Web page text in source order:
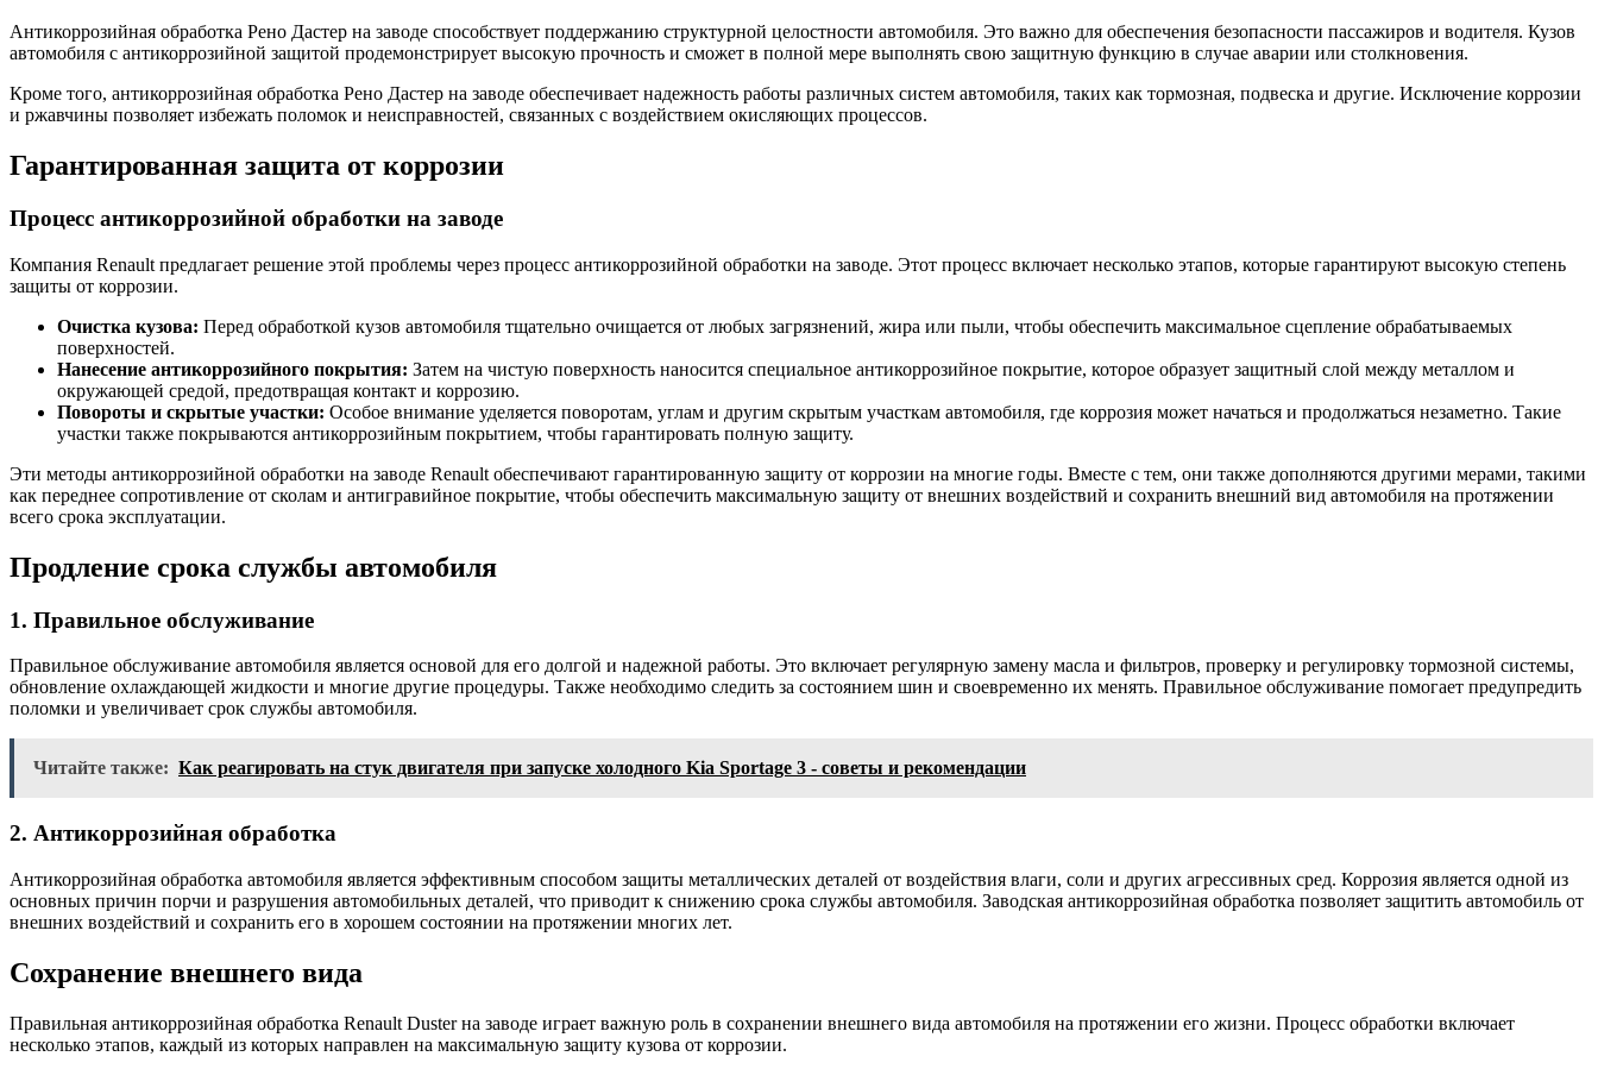
Антикоррозийная обработка Рено Дастер на заводе способствует поддержанию структурной целостности автомобиля. Это важно для обеспечения безопасности пассажиров и водителя. Кузов
автомобиля с антикоррозийной защитой продемонстрирует высокую прочность и сможет в полной мере выполнять свою защитную функцию в случае аварии или столкновения.
Кроме того, антикоррозийная обработка Рено Дастер на заводе обеспечивает надежность работы различных систем автомобиля, таких как тормозная, подвеска и другие. Исключение коррозии
и ржавчины позволяет избежать поломок и неисправностей, связанных с воздействием окисляющих процессов.
Гарантированная защита от коррозии
Процесс антикоррозийной обработки на заводе
Компания Renault предлагает решение этой проблемы через процесс антикоррозийной обработки на заводе. Этот процесс включает несколько этапов, которые гарантируют высокую степень
защиты от коррозии.
Очистка кузова: Перед обработкой кузов автомобиля тщательно очищается от любых загрязнений, жира или пыли, чтобы обеспечить максимальное сцепление обрабатываемых
поверхностей.
Нанесение антикоррозийного покрытия: Затем на чистую поверхность наносится специальное антикоррозийное покрытие, которое образует защитный слой между металлом и
окружающей средой, предотвращая контакт и коррозию.
Повороты и скрытые участки: Особое внимание уделяется поворотам, углам и другим скрытым участкам автомобиля, где коррозия может начаться и продолжаться незаметно. Такие
участки также покрываются антикоррозийным покрытием, чтобы гарантировать полную защиту.
Эти методы антикоррозийной обработки на заводе Renault обеспечивают гарантированную защиту от коррозии на многие годы. Вместе с тем, они также дополняются другими мерами, такими
как переднее сопротивление от сколам и антигравийное покрытие, чтобы обеспечить максимальную защиту от внешних воздействий и сохранить внешний вид автомобиля на протяжении
всего срока эксплуатации.
Продление срока службы автомобиля
1. Правильное обслуживание
Правильное обслуживание автомобиля является основой для его долгой и надежной работы. Это включает регулярную замену масла и фильтров, проверку и регулировку тормозной системы,
обновление охлаждающей жидкости и многие другие процедуры. Также необходимо следить за состоянием шин и своевременно их менять. Правильное обслуживание помогает предупредить
поломки и увеличивает срок службы автомобиля.
Читайте также: Как реагировать на стук двигателя при запуске холодного Kia Sportage 3 - советы и рекомендации
2. Антикоррозийная обработка
Антикоррозийная обработка автомобиля является эффективным способом защиты металлических деталей от воздействия влаги, соли и других агрессивных сред. Коррозия является одной из
основных причин порчи и разрушения автомобильных деталей, что приводит к снижению срока службы автомобиля. Заводская антикоррозийная обработка позволяет защитить автомобиль от
внешних воздействий и сохранить его в хорошем состоянии на протяжении многих лет.
Сохранение внешнего вида
Правильная антикоррозийная обработка Renault Duster на заводе играет важную роль в сохранении внешнего вида автомобиля на протяжении его жизни. Процесс обработки включает
несколько этапов, каждый из которых направлен на максимальную защиту кузова от коррозии.